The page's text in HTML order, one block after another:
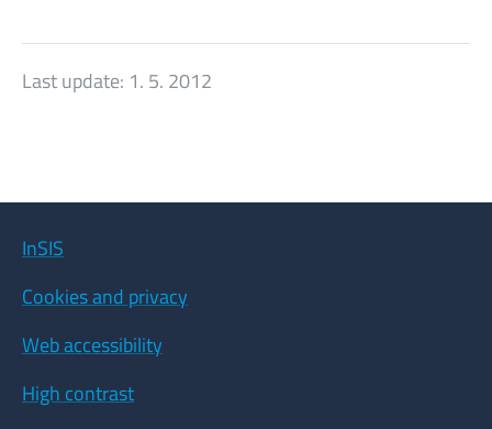
Last update: 1. 5. 2012
InSIS
Cookies and privacy
Web accessibility
High contrast